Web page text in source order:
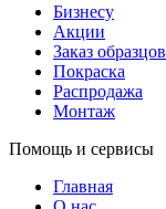
Бизнесу
Акции
Заказ образцов
Покраска
Распродажа
Монтаж
Помощь и сервисы
Главная